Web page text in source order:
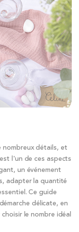
détails, et
l'un de ces aspects
un événement
adapter la quantité
Ce guide
délicate, en
le nombre idéal